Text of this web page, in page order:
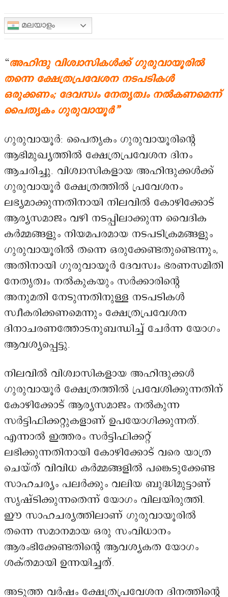
മലയാളം
“അഹിന്ദു വിശ്വാസികൾക്ക് ഗുരുവായൂരിൽ
തന്നെ ക്ഷേത്രപ്രവേശന നടപടികൾ
ഒരുക്കണം; ദേവസ്വം നേതൃത്വം നൽകണമെന്ന്
പൈതൃകം ഗുരുവായൂർ”
ഗുരുവായൂർ: പൈതൃകം ഗുരുവായൂരിന്റെ
ആഭിമുഖ്യത്തിൽ ക്ഷേത്രപ്രവേശന ദിനം
ആചരിച്ചു. വിശ്വാസികളായ അഹിന്ദുക്കൾക്ക്
ഗുരുവായൂർ ക്ഷേത്രത്തിൽ പ്രവേശനം
ലഭ്യമാക്കുന്നതിനായി നിലവിൽ കോഴിക്കോട്
ആര്യസമാജം വഴി നടപ്പിലാക്കുന്ന വൈദിക
കർമ്മങ്ങളും നിയമപരമായ നടപടിക്രമങ്ങളും
ഗുരുവായൂരിൽ തന്നെ ഒരുക്കേണ്ടതുണ്ടെന്നും,
അതിനായി ഗുരുവായൂർ ദേവസ്വം ഭരണസമിതി
നേതൃത്വം നൽകുകയും സർക്കാരിന്റെ
അനുമതി നേടുന്നതിനുള്ള നടപടികൾ
സ്വീകരിക്കണമെന്നും ക്ഷേത്രപ്രവേശന
ദിനാചരണത്തോടനുബന്ധിച്ച് ചേർന്ന യോഗം
ആവശ്യപ്പെട്ടു.
നിലവിൽ വിശ്വാസികളായ അഹിന്ദുക്കൾ
ഗുരുവായൂർ ക്ഷേത്രത്തിൽ പ്രവേശിക്കുന്നതിന്
കോഴിക്കോട് ആര്യസമാജം നൽകുന്ന
സർട്ടിഫിക്കറ്റുകളാണ് ഉപയോഗിക്കുന്നത്.
എന്നാൽ ഇത്തരം സർട്ടിഫിക്കറ്റ്
ലഭിക്കുന്നതിനായി കോഴിക്കോട് വരെ യാത്ര
ചെയ്ത് വിവിധ കർമ്മങ്ങളിൽ പങ്കെടുക്കേണ്ട
സാഹചര്യം പലർക്കും വലിയ ബുദ്ധിമുട്ടാണ്
സൃഷ്ടിക്കുന്നതെന്ന് യോഗം വിലയിരുത്തി.
ഈ സാഹചര്യത്തിലാണ് ഗുരുവായൂരിൽ
തന്നെ സമാനമായ ഒരു സംവിധാനം
ആരംഭിക്കേണ്ടതിന്റെ ആവശ്യകത യോഗം
ശക്തമായി ഉന്നയിച്ചത്.
അടുത്ത വർഷം ക്ഷേത്രപ്രവേശന ദിനത്തിന്റെ